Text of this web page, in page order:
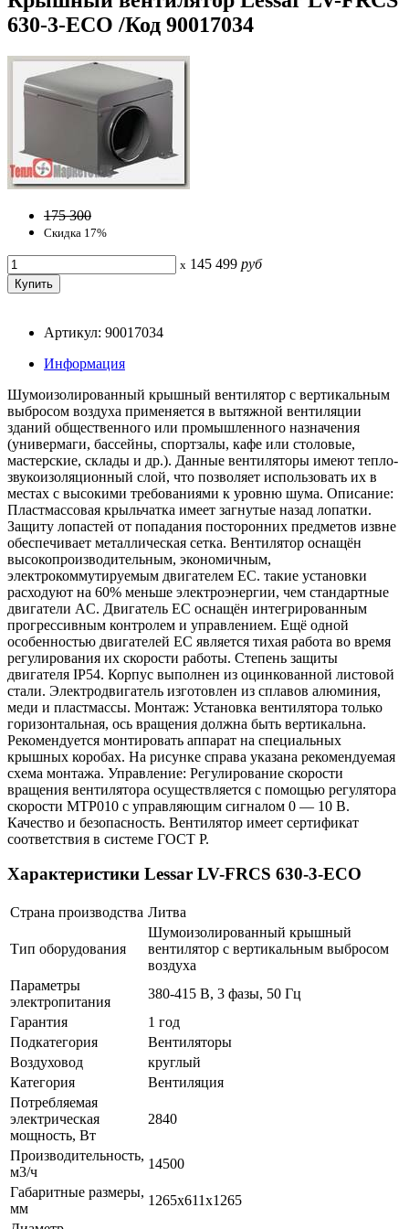
630-3-ECO /Код 90017034
175 300
Скидка 17%
x 145 499 руб
Артикул: 90017034
Информация
Шумоизолированный крышный вентилятор с вертикальным
выбросом воздуха применяется в вытяжной вентиляции
зданий общественного или промышленного назначения
(универмаги, бассейны, спортзалы, кафе или столовые,
мастерские, склады и др.). Данные вентиляторы имеют тепло-
звукоизоляционный слой, что позволяет использовать их в
местах с высокими требованиями к уровню шума. Описание:
Пластмассовая крыльчатка имеет загнутые назад лопатки.
Защиту лопастей от попадания посторонних предметов извне
обеспечивает металлическая сетка. Вентилятор оснащён
высокопроизводительным, экономичным,
электрокоммутируемым двигателем EC. такие установки
расходуют на 60% меньше электроэнергии, чем стандартные
двигатели AC. Двигатель EC оснащён интегрированным
прогрессивным контролем и управлением. Ещё одной
особенностью двигателей EC является тихая работа во время
регулирования их скорости работы. Степень защиты
двигателя IP54. Корпус выполнен из оцинкованной листовой
стали. Электродвигатель изготовлен из сплавов алюминия,
меди и пластмассы. Монтаж: Установка вентилятора только
горизонтальная, ось вращения должна быть вертикальна.
Рекомендуется монтировать аппарат на специальных
крышных коробах. На рисунке справа указана рекомендуемая
схема монтажа. Управление: Регулирование скорости
вращения вентилятора осуществляется с помощью регулятора
скорости MTP010 с управляющим сигналом 0 — 10 В.
Качество и безопасность. Вентилятор имеет сертификат
соответствия в системе ГОСТ Р.
Характеристики Lessar LV-FRCS 630-3-ECO
Страна производства Литва
Тип оборудования
Шумоизолированный крышный
вентилятор с вертикальным выбросом
воздуха
Параметры
электропитания
380-415 В, 3 фазы, 50 Гц
Гарантия
1 год
Подкатегория
Вентиляторы
Воздуховод
круглый
Категория
Вентиляция
Потребляемая
электрическая
мощность, Вт
2840
Производительность,
м3/ч
14500
Габаритные размеры,
мм
1265x611x1265